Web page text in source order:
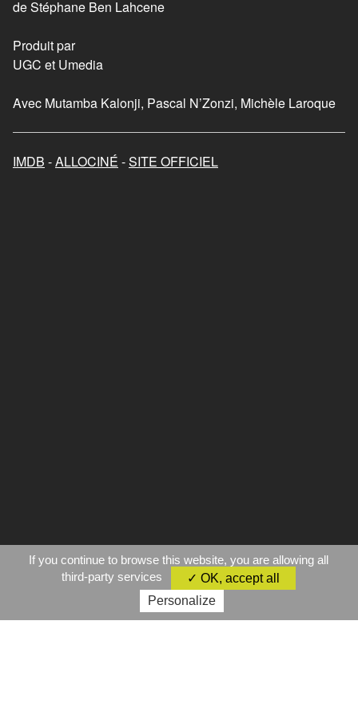
de Stéphane Ben Lahcene
Produit par
UGC et Umedia
Avec Mutamba Kalonji, Pascal N’Zonzi, Michèle Laroque
IMDB -ALLOCINÉ -SITE OFFICIEL
Les randonneuses
2023
Mon chat et moi, la grande
aventure de Rroû
If you continue to browse this website, you are allowing all
third-party services
✓ OK, accept all
Personalize